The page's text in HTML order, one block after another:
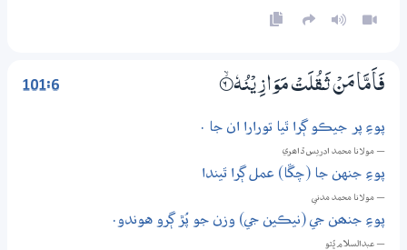
101:6 فَاَمَّا مَنْ ثَــقُلَتْ مَوَازِيْنُهٗ 6‏۝ۙ
پوءِ پر جيڪو ڳرا ٿيا تورارا ان جا .
— مولانا محمد ادريس ڏاھري
پوءِ جنهن جا (چڱا) عمل ڳرا ٿيندا
— مولانا محمد مدني
پوءِ جنھن جي (نيڪين جي) وزن جو پُڙ ڳرو هوندو.
— عبدالسلام ڀُٽو